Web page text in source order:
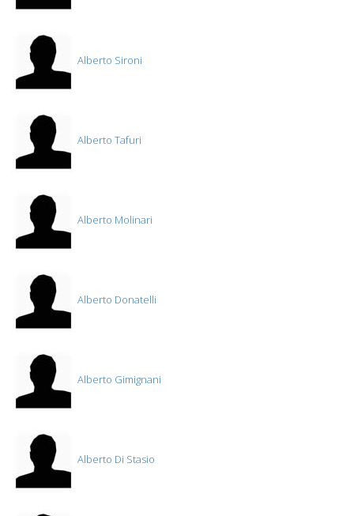
Alberto Sironi
Alberto Tafuri
Alberto Molinari
Alberto Donatelli
Alberto Gimignani
Alberto Di Stasio